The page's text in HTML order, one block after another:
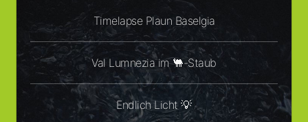
Timelapse Plaun Baselgia
Val Lumnezia im 🐫-Staub
Endlich Licht 💡